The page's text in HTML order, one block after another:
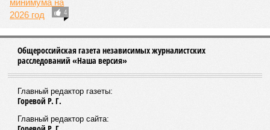
4
Общероссийская газета независимых журналистских
расследований «Наша версия»
Главный редактор газеты:
Горевой Р. Г.
Главный редактор сайта: